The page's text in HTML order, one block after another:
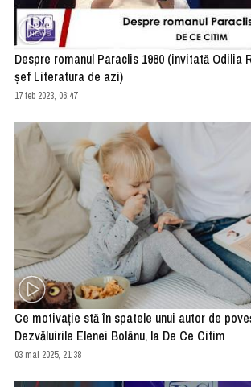
Despre romanul Paraclis 1980 (invitată Odilia
șef Literatura de azi)
17 feb 2023, 06:47
Ce motivație stă în spatele unui autor de
Dezvăluirile Elenei Bolânu, la De Ce Citim
03 mai 2025, 21:38